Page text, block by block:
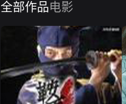
全部作品电影